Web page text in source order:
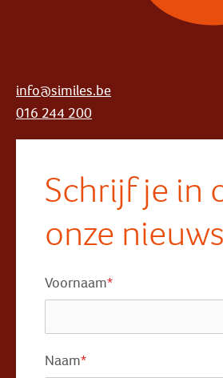
info@similes.be
016 244 200
Schrijf je in
onze
Voornaam*
Naam*